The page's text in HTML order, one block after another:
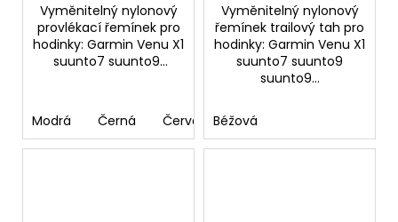
Vyměnitelný nylonový
provlékací řemínek pro
hodinky: Garmin Venu X1
suunto7 suunto9...
Modrá Černá Červená
Vyměnitelný nylonový
řemínek trailový tah pro
hodinky: Garmin Venu X1
suunto7 suunto9
suunto9...
Béžová